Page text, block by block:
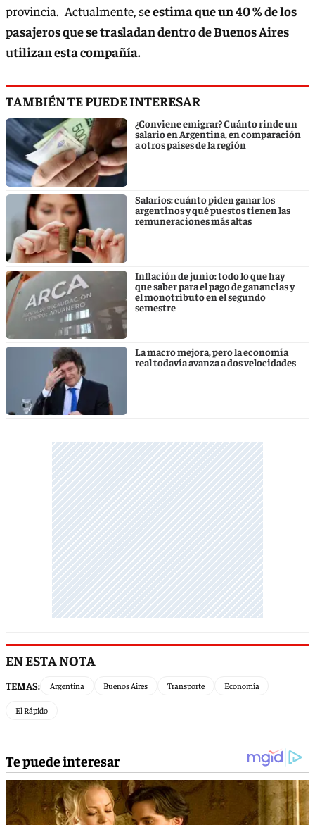
provincia. Actualmente, se estima que un 40 % de los
pasajeros que se trasladan dentro de Buenos Aires
utilizan esta compañía.
TAMBIÉN TE PUEDE INTERESAR
¿Conviene emigrar? Cuánto rinde un
salario en Argentina, en comparación
a otros países de la región
Salarios: cuánto piden ganar los
argentinos y qué puestos tienen las
remuneraciones más altas
Inflación de junio: todo lo que hay
que saber para el pago de ganancias y
el monotributo en el segundo
semestre
La macro mejora, pero la economía
real todavía avanza a dos velocidades
EN ESTA NOTA
TEMAS: Argentina Buenos Aires Transporte Economía
El Rápido